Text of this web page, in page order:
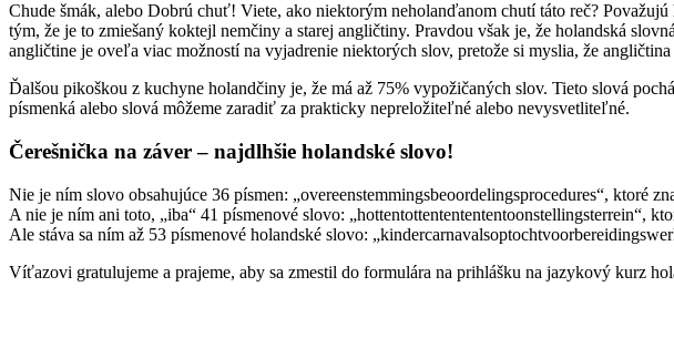
Chude šmák, alebo Dobrú chuť! Viete, ako niektorým neholanďanom chutí táto reč?
tým, že je to zmiešaný koktejl nemčiny a starej angličtiny. Pravdou však je, že holandská
angličtine je oveľa viac možností na vyjadrenie niektorých slov, pretože si myslia, že
Ďalšou pikoškou z kuchyne holandčiny je, že má až 75% vypožičaných slov. Tieto slová
písmenká alebo slová môžeme zaradiť za prakticky nepreložiteľné alebo nevysvetliteľné.
Čerešnička na záver – najdlhšie holandské slovo!
Nie je ním slovo obsahujúce 36 písmen: „overeenstemmingsbeoordelingsprocedures“, ktoré
A nie je ním ani toto, „iba“ 41 písmenové slovo: „hottentottententententoonstellingsterrein“,
Ale stáva sa ním až 53 písmenové holandské slovo:
Víťazovi gratulujeme a prajeme, aby sa zmestil do formulára na prihlášku na jazykový kurz